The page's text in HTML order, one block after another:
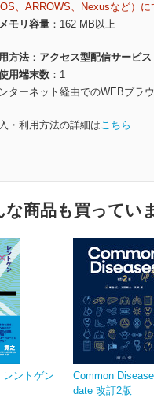
、ARROWS、Nexusなど）
モリ容量
162 MB以上
方法
アクセス型配信サービス
用端末数
1
ターネット経由でのWEBブラ
・利用方法の詳細はこちら
商品も買ってい
ントゲン
Common
date 改訂2版